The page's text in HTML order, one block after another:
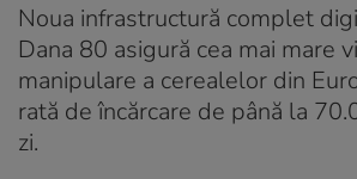
Noua infrastructură complet
Dana 80 asigură cea mai mare
manipulare a cerealelor din
rată de încărcare de până la
zi.